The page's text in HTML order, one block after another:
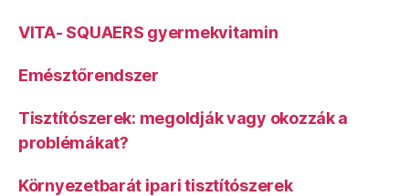
VITA- SQUAERS gyermekvitamin
Emésztőrendszer
Tisztítószerek: megoldják vagy okozzák a
problémákat?
Környezetbarát ipari tisztítószerek